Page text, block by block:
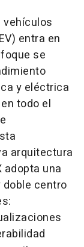
vehículos
entra en
se
y eléctrica
todo el
arquitectura
adopta una
centro